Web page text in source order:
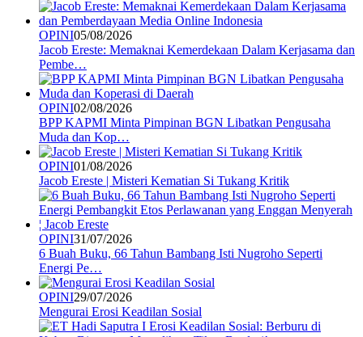
OPINI05/08/2026
Jacob Ereste: Memaknai Kemerdekaan Dalam Kerjasama dan
Pembe…
OPINI02/08/2026
BPP KAPMI Minta Pimpinan BGN Libatkan Pengusaha
Muda dan Kop…
OPINI01/08/2026
Jacob Ereste | Misteri Kematian Si Tukang Kritik
OPINI31/07/2026
6 Buah Buku, 66 Tahun Bambang Isti Nugroho Seperti
Energi Pe…
OPINI29/07/2026
Mengurai Erosi Keadilan Sosial